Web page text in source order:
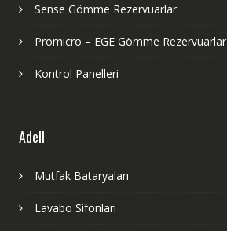
Sense Gömme Rezervuarlar
Promicro – EGE Gömme Rezervuarlar
Kontrol Panelleri
Adell
Mutfak Bataryaları
Lavabo Sifonları